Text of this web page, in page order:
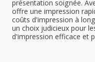
présentation soignée.
offre une impression
coûts d'impression à
un choix judicieux pour
d'impression efficace et